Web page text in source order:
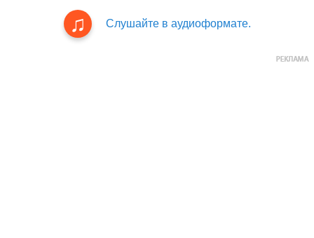
Слушайте в аудиоформате.